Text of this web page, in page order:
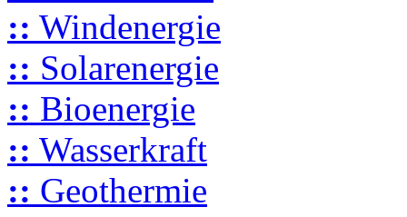
:: Windenergie
:: Solarenergie
:: Bioenergie
:: Wasserkraft
:: Geothermie